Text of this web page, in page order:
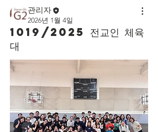
관리자
2026년 1월 4일
1019/2025 전교인 체육
대